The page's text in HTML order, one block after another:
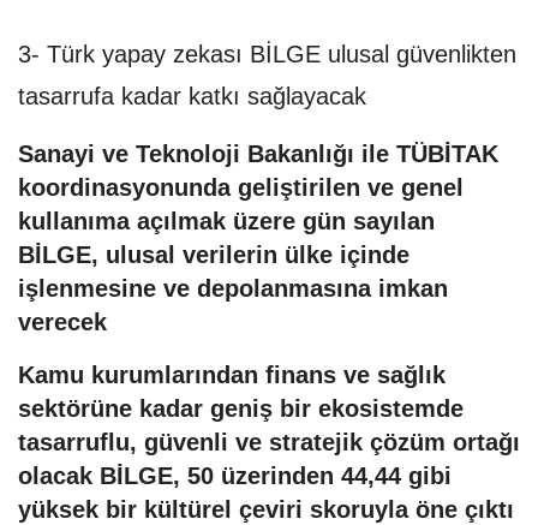
3- Türk yapay zekası BİLGE ulusal güvenlikten
tasarrufa kadar katkı sağlayacak
Sanayi ve Teknoloji Bakanlığı ile TÜBİTAK
koordinasyonunda geliştirilen ve genel
kullanıma açılmak üzere gün sayılan
BİLGE, ulusal verilerin ülke içinde
işlenmesine ve depolanmasına imkan
verecek
Kamu kurumlarından finans ve sağlık
sektörüne kadar geniş bir ekosistemde
tasarruflu, güvenli ve stratejik çözüm ortağı
olacak BİLGE, 50 üzerinden 44,44 gibi
yüksek bir kültürel çeviri skoruyla öne çıktı